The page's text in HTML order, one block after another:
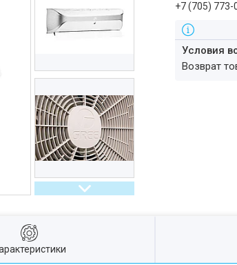
+7 (705) 773-
возврат